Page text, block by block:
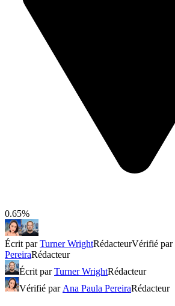
0.65%
Écrit parTurner WrightRédacteurVérifié par
PereiraRédacteur
Écrit parTurner WrightRédacteur
Vérifié par Ana Paula PereiraRédacteur